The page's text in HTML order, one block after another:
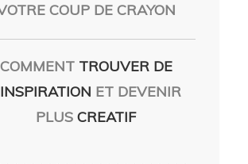
COUP DE CRAYON
COMMENT TROUVER DE
ET DEVENIR
PLUSCREATIF